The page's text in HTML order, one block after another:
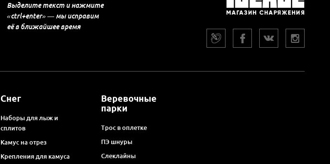
Выделите текст и нажмите
«ctrl+enter» — мы исправим
её в ближайшее время
Снег
Наборы для лыж и
сплитов
Камус на отрез
Крепления для камуса
Веревочные
парки
Трос в оплетке
ПЭ шнуры
Слеклайны